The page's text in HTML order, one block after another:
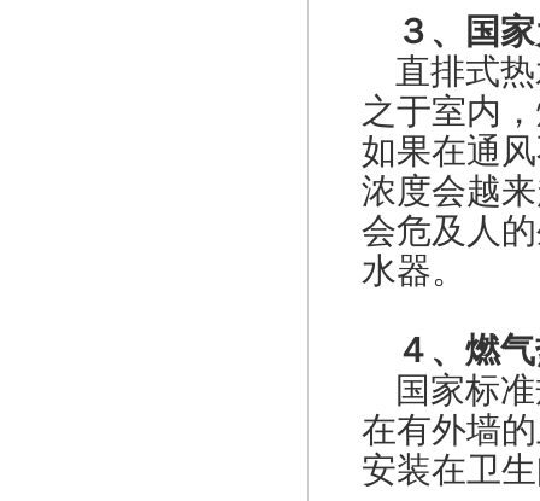
３、国家
直排式热
之于室内
如果在通
浓度会越
会危及人
水器。
４、燃气
国家标准
在有外墙
安装在卫